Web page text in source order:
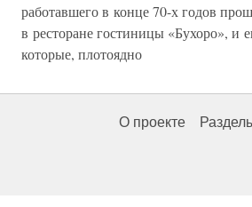
работавшего в конце 70-х годов
в ресторане гостиницы «Бухоро», и
которые, плотоядно
О проекте